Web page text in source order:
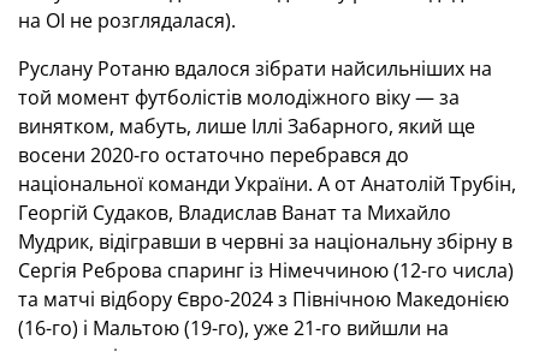
на ОІ не розглядалася).
Руслану Ротаню вдалося зібрати найсильніших на
той момент футболістів молодіжного віку — за
винятком, мабуть, лише Іллі Забарного, який ще
восени 2020-го остаточно перебрався до
національної команди України. А от Анатолій Трубін,
Георгій Судаков, Владислав Ванат та Михайло
Мудрик, відігравши в червні за національну збірну в
Сергія Реброва спаринг із Німеччиною (12-го числа)
та матчі відбору Євро-2024 з Північною Македонією
(16-го) і Мальтою (19-го), уже 21-го вийшли на